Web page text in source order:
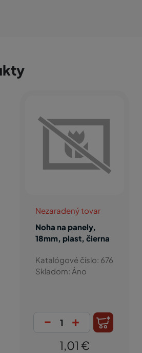
Nezaradený tovar
Noha na panely,
18mm, plast, čierna
Katalógové číslo: 676
Skladom: Áno
- +
1,01 €